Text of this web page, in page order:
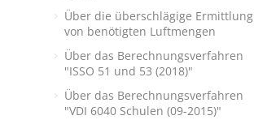
Über die überschlägige Ermittlung
von benötigten Luftmengen
Über das Berechnungsverfahren
"ISSO 51 und 53 (2018)"
Über das Berechnungsverfahren
"VDI 6040 Schulen (09-2015)"